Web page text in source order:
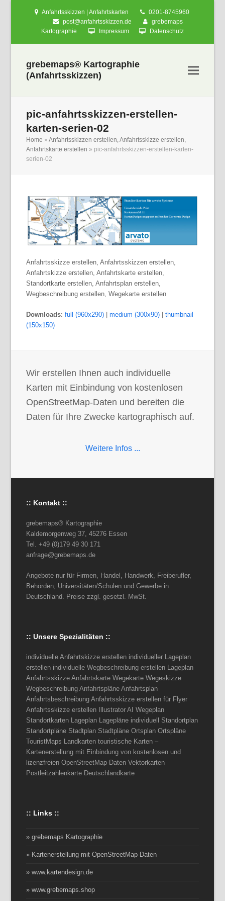
Anfahrtsskizzen | Anfahrtskarten
0201-8745960
post@anfahrtsskizzen.de
grebemaps
Kartographie
Impressum Datenschutz
grebemaps® Kartographie
(Anfahrtsskizzen)
pic-anfahrtsskizzen-erstellen-
karten-serien-02
Home »Anfahrtsskizzen erstellen, Anfahrtsskizze erstellen,
Anfahrtskarte erstellen » pic-anfahrtsskizzen-erstellen-karten-
serien-02
Anfahrtsskizze erstellen, Anfahrtsskizzen erstellen,
Anfahrtskizze erstellen, Anfahrtskarte erstellen,
Standortkarte erstellen, Anfahrtsplan erstellen,
Wegbeschreibung erstellen, Wegekarte erstellen
Downloads:full (960x290) |medium (300x90) |thumbnail
(150x150)
Wir erstellen Ihnen auch individuelle
Karten mit Einbindung von kostenlosen
OpenStreetMap-Daten und bereiten die
Daten für Ihre Zwecke kartographisch auf.
Weitere Infos ...
:: Kontakt ::
grebemaps® Kartographie
Kaldemorgenweg 37, 45276 Essen
Tel. +49 (0)179 49 30 171
anfrage@grebemaps.de
Angebote nur für Firmen, Handel, Handwerk, Freiberufler,
Behörden, Universitäten/Schulen und Gewerbe in
Deutschland. Preise zzgl. gesetzl. MwSt.
:: Unsere Spezialitäten ::
individuelle Anfahrtskizze erstellen individueller Lageplan
erstellen individuelle Wegbeschreibung erstellen Lageplan
Anfahrtsskizze Anfahrtskarte Wegekarte Wegeskizze
Wegbeschreibung Anfahrtspläne Anfahrtsplan
Anfahrtsbeschreibung Anfahrtsskizze erstellen für Flyer
Anfahrtsskizze erstellen Illustrator AI Wegeplan
Standortkarten Lageplan Lagepläne individuell Standortplan
Standortpläne Stadtplan Stadtpläne Ortsplan Ortspläne
TouristMaps Landkarten touristische Karten –
Kartenerstellung mit Einbindung von kostenlosen und
lizenzfreien OpenStreetMap-Daten Vektorkarten
Postleitzahlenkarte Deutschlandkarte
:: Links ::
» grebemaps Kartographie
» Kartenerstellung mit OpenStreetMap-Daten
» www.kartendesign.de
» www.grebemaps.shop